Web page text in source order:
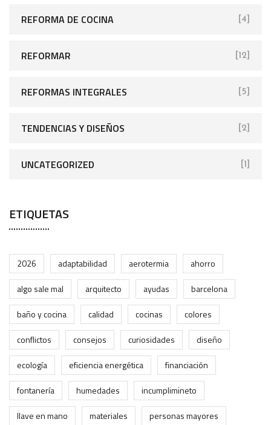
REFORMA DE COCINA [4]
REFORMAR [12]
REFORMAS INTEGRALES [5]
TENDENCIAS Y DISEÑOS [2]
UNCATEGORIZED [1]
ETIQUETAS
2026 adaptabilidad aerotermia
ahorro
algo sale mal
arquitecto ayudas
barcelona
baño y cocina
calidad cocinas
colores
conflictos
consejos curiosidades
diseño
ecología
eficiencia energética
financiación
fontanería
humedades
incumplimineto
llave en mano
materiales personas mayores